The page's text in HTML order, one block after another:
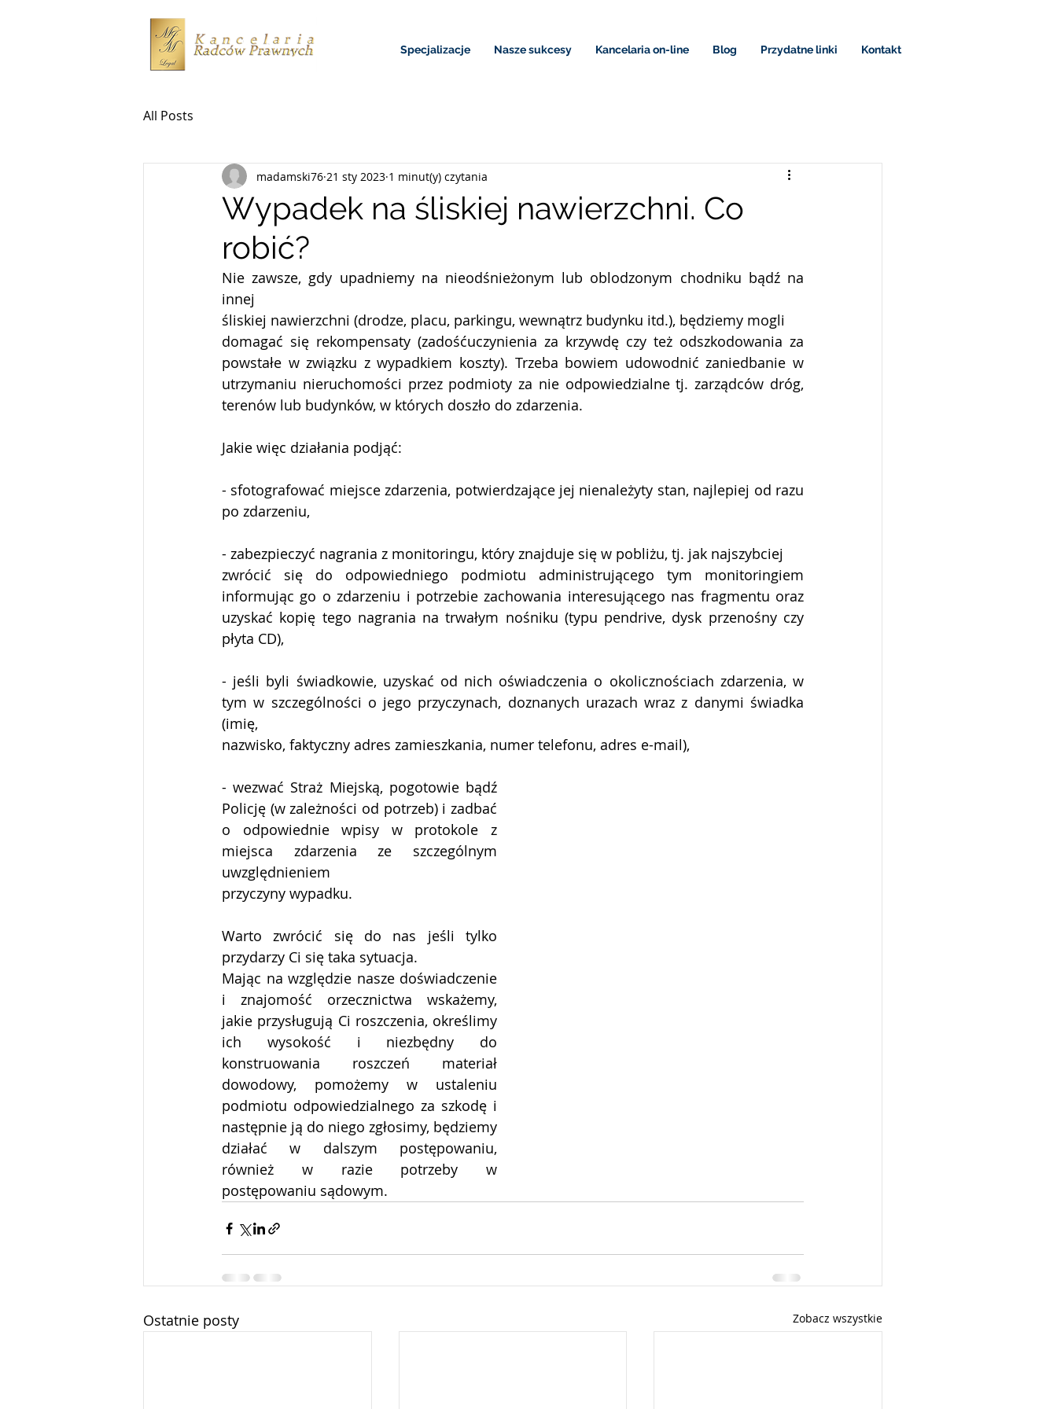
Specjalizacje Nasze sukcesy Kancelaria on-line Blog Przydatne linki Kontakt
All Posts
Wypadek na śliskiej nawierzchni. Co
robić?
madamski76 21 sty 2023 1 minut(y) czytania
Nie zawsze, gdy upadniemy na nieodśnieżonym lub oblodzonym chodniku bądź na
innej
śliskiej nawierzchni (drodze, placu, parkingu, wewnątrz budynku itd.), będziemy mogli
domagać się rekompensaty (zadośćuczynienia za krzywdę czy też odszkodowania za
powstałe w związku z wypadkiem koszty). Trzeba bowiem udowodnić zaniedbanie w
utrzymaniu nieruchomości przez podmioty za nie odpowiedzialne tj. zarządców dróg,
terenów lub budynków, w których doszło do zdarzenia.
Jakie więc działania podjąć:
- sfotografować miejsce zdarzenia, potwierdzające jej nienależyty stan, najlepiej od razu
po zdarzeniu,
- zabezpieczyć nagrania z monitoringu, który znajduje się w pobliżu, tj. jak najszybciej
zwrócić się do odpowiedniego podmiotu administrującego tym monitoringiem
informując go o zdarzeniu i potrzebie zachowania interesującego nas fragmentu oraz
uzyskać kopię tego nagrania na trwałym nośniku (typu pendrive, dysk przenośny czy
płyta CD),
- jeśli byli świadkowie, uzyskać od nich oświadczenia o okolicznościach zdarzenia, w
tym w szczególności o jego przyczynach, doznanych urazach wraz z danymi świadka
(imię,
nazwisko, faktyczny adres zamieszkania, numer telefonu, adres e-mail),
- wezwać Straż Miejską, pogotowie bądź
Policję (w zależności od potrzeb) i zadbać
o odpowiednie wpisy w protokole z
miejsca zdarzenia ze szczególnym
uwzględnieniem
przyczyny wypadku.
Warto zwrócić się do nas jeśli tylko
przydarzy Ci się taka sytuacja.
Mając na względzie nasze doświadczenie
i znajomość orzecznictwa wskażemy,
jakie przysługują Ci roszczenia, określimy
ich wysokość i niezbędny do
konstruowania roszczeń materiał
dowodowy, pomożemy w ustaleniu
podmiotu odpowiedzialnego za szkodę i
następnie ją do niego zgłosimy, będziemy
działać w dalszym postępowaniu,
również w razie potrzeby w
postępowaniu sądowym.
Ostatnie posty Zobacz wszystkie